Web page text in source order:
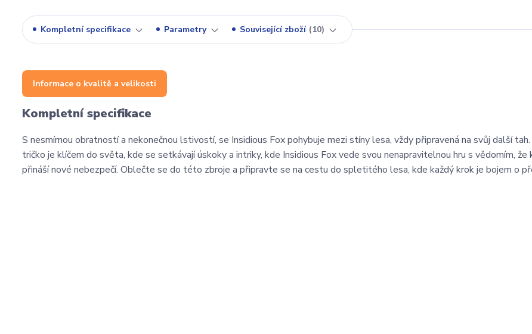
Kompletní specifikace Parametry Související zboží 10
Informace o kvalitě a velikosti
Kompletní specifikace
S nesmírnou obratností a nekonečnou lstivostí, se Insidious Fox pohybuje mezi stíny lesa, vždy připravená na svůj další
tričko je klíčem do světa, kde se setkávají úskoky a intriky, kde Insidious Fox vede svou nenapravitelnou hru s vědomím, že
přináší nové nebezpečí. Oblečte se do této zbroje a připravte se na cestu do spletitého lesa, kde každý krok je bojem o